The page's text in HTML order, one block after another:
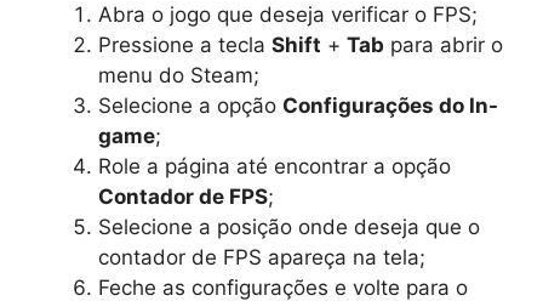
Abra o jogo que deseja verificar o FPS;
Pressione a tecla Shift + Tab para abrir o
menu do Steam;
Selecione a opção Configurações do In-
game;
Role a página até encontrar a opção
Contador de FPS;
Selecione a posição onde deseja que o
contador de FPS apareça na tela;
Feche as configurações e volte para o